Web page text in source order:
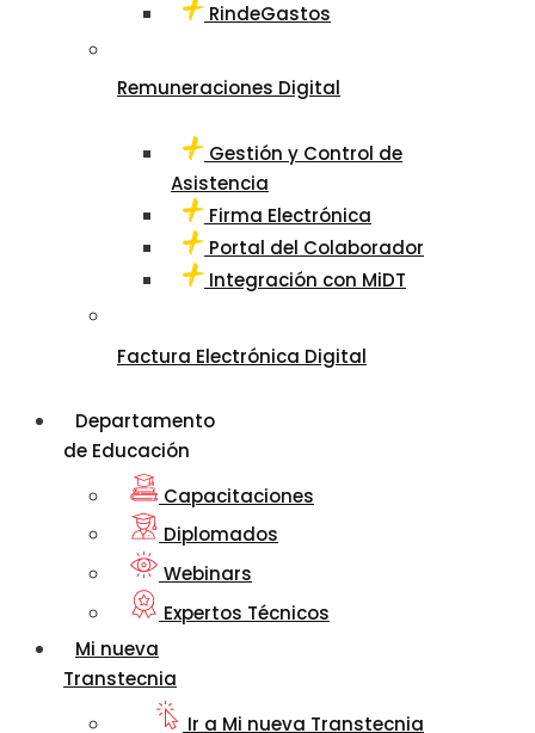
RindeGastos
Remuneraciones Digital
Gestión y Control de
Asistencia
Firma Electrónica
Portal del Colaborador
Integración con MiDT
Factura Electrónica Digital
Departamento
de Educación
Capacitaciones
Diplomados
Webinars
Expertos Técnicos
Mi nueva
Transtecnia
Ir a Mi nueva Transtecnia